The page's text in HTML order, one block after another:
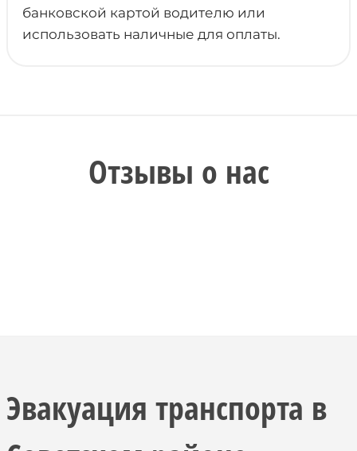
банковской картой водителю или
использовать наличные для оплаты.
Отзывы о нас
Эвакуация транспорта в